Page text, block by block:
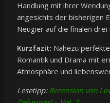
Handlung mit ihrer
angesichts der bisherigen
Neugier auf die finalen drei
Kurzfazit: Nahezu
Romantik und Drama mit
Atmosphäre und
Lesetipp: Rezension von